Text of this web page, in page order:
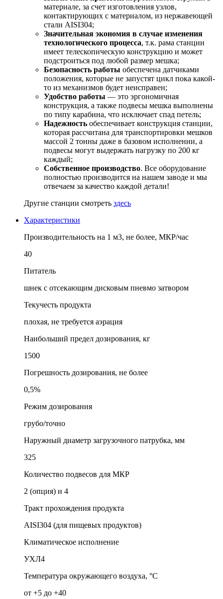
материале, за счет изготовления узлов,
контактирующих с материалом, из нержавеющей
стали AISI304;
Значительная экономия в случае изменения
технологического процесса, т.к. рама станции
имеет телескопическую конструкцию и может
подстроиться под любой размер мешка;
Безопасность работы обеспечена датчиками
положения, которые не запустят цикл пока какой-
то из механизмов будет неисправен;
Удобство работы — это эргономичная
конструкция, а также подвесы мешка выполнены
по типу карабина, что исключает спад петель;
Надежность обеспечивает конструкция станции,
которая рассчитана для транспортировки мешков
массой 2 тонны даже в базовом исполнении, а
подвесы могут выдержать нагрузку по 200 кг
каждый;
Собственное производство. Все оборудование
полностью производится на нашем заводе и мы
отвечаем за качество каждой детали!
Другие станции смотреть здесь
Характеристики
Производительность на 1 м3, не более, МКР/час
40
Питатель
шнек с отсекающим дисковым пневмо затвором
Текучесть продукта
плохая, не требуется аэрация
Наибольший предел дозирования, кг
1500
Погрешность дозирования, не более
0,5%
Режим дозирования
грубо/точно
Наружный диаметр загрузочного патрубка, мм
325
Количество подвесов для МКР
2 (опция) и 4
Тракт прохождения продукта
AISI304 (для пищевых продуктов)
Климатическое исполнение
УХЛ4
Температура окружающего воздуха, °C
от +5 до +40